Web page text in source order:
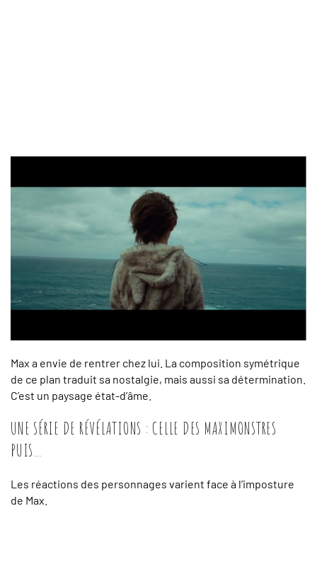
Max a envie de rentrer chez lui. La composition symétrique
de ce plan traduit sa nostalgie, mais aussi sa détermination.
C’est un paysage état-d’âme.
UNE SÉRIE DE RÉVÉLATIONS : CELLE DES MAXIMONSTRES
PUIS…
Les réactions des personnages varient face à l’imposture
de Max.